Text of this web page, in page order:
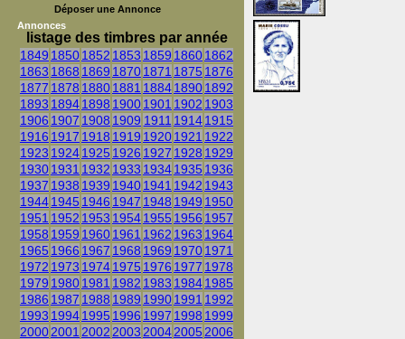
Déposer une Annonce
Annonces
listage des timbres par année
1849 18501852 1853 1859 18601862
1863 1868 1869 18701871 1875 1876
1877 1878 18801881 188418901892
1893 18941898 19001901 1902 1903
1906 1907 1908 1909 1911 19141915
1916 1917 1918 1919 19201921 1922
1923 19241925 1926 1927 1928 1929
19301931 1932 1933 19341935 1936
1937 1938 1939 19401941 1942 1943
19441945 1946 1947 1948 1949 1950
1951 1952 1953 19541955 1956 1957
1958 1959 19601961 1962 1963 1964
1965 1966 1967 1968 1969 19701971
1972 1973 19741975 1976 1977 1978
1979 19801981 1982 1983 19841985
1986 1987 1988 1989 19901991 1992
1993 19941995 1996 1997 1998 1999
2000200120022003200420052006